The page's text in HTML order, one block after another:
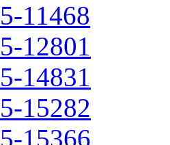
11468
12801
14831
15282
15366